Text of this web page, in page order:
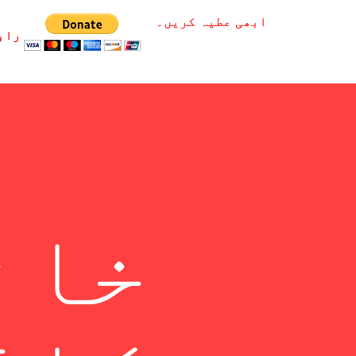
ابھی عطیہ کریں۔